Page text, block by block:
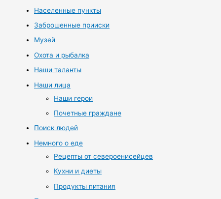
Населенные пункты
Заброшенные прииски
Музей
Охота и рыбалка
Наши таланты
Наши лица
Наши герои
Почетные граждане
Поиск людей
Немного о еде
Рецепты от североенисейцев
Кухни и диеты
Продукты питания